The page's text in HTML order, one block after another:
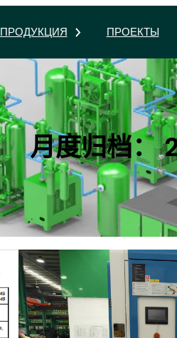
ПРОДУКЦИЯ ПРОЕКТЫ
月度归档：